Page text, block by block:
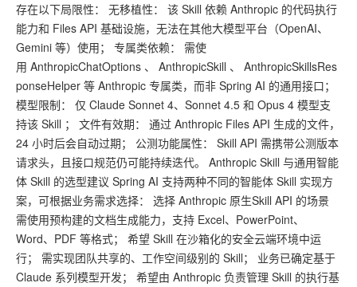
想法
存在以下局限性： 无移植性： 该 Skill 依赖 Anthropic 的代码执行
能力和 Files API 基础设施，无法在其他大模型平台（OpenAI、
Gemini 等）使用； 专属类依赖： 需使
用 AnthropicChatOptions 、 AnthropicSkill 、 AnthropicSkillsRes
ponseHelper 等 Anthropic 专属类，而非 Spring AI 的通用接口；
模型限制： 仅 Claude Sonnet 4、Sonnet 4.5 和 Opus 4 模型支
持该 Skill ； 文件有效期： 通过 Anthropic Files API 生成的文件，
24 小时后会自动过期； 公测功能属性： Skill API 需携带公测版本
请求头，且接口规范仍可能持续迭代。 Anthropic Skill 与通用智能
体 Skill 的选型建议 Spring AI 支持两种不同的智能体 Skill 实现方
案，可根据业务需求选择： 选择 Anthropic 原生Skill API 的场景
需使用预构建的文档生成能力，支持 Excel、PowerPoint、
Word、PDF 等格式； 希望 Skill 在沙箱化的安全云端环境中运
行； 需实现团队共享的、工作空间级别的 Skill； 业务已确定基于
Claude 系列模型开发； 希望由 Anthropic 负责管理 Skill 的执行基